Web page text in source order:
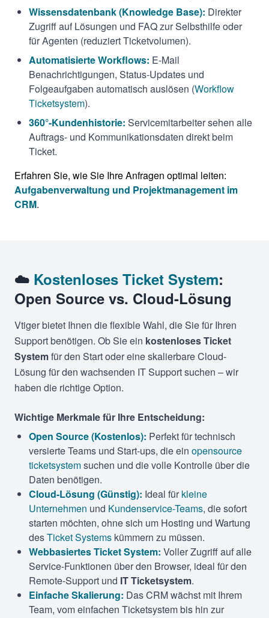
Wissensdatenbank (Knowledge Base): Direkter
Zugriff auf Lösungen und FAQ zur Selbsthilfe oder
für Agenten (reduziert Ticketvolumen).
Automatisierte Workflows: E-Mail
Benachrichtigungen, Status-Updates und
Folgeaufgaben automatisch auslösen (Workflow
Ticketsystem).
360°-Kundenhistorie: Servicemitarbeiter sehen alle
Auftrags- und Kommunikationsdaten direkt beim
Ticket.
Erfahren Sie, wie Sie Ihre Anfragen optimal leiten:
Aufgabenverwaltung und Projektmanagement im
CRM.
☁️ Kostenloses Ticket System:
Open Source vs. Cloud-Lösung
Vtiger bietet Ihnen die flexible Wahl, die Sie für Ihren
Support benötigen. Ob Sie ein kostenloses Ticket
Systemfür den Start oder eine skalierbare Cloud-
Lösung für den wachsenden IT Support suchen – wir
haben die richtige Option.
Wichtige Merkmale für Ihre Entscheidung:
Open Source (Kostenlos): Perfekt für technisch
versierte Teams und Start-ups, die ein opensource
ticketsystemsuchen und die volle Kontrolle über die
Daten benötigen.
Cloud-Lösung (Günstig): Ideal fürkleine
Unternehmen und Kundenservice-Teams, die sofort
starten möchten, ohne sich um Hosting und Wartung
desTicket Systems kümmern zu müssen.
Webbasiertes Ticket System: Voller Zugriff auf alle
Service-Funktionen über den Browser, ideal für den
Remote-Support und IT Ticketsystem.
Einfache Skalierung: Das CRM wächst mit Ihrem
Team, vom einfachen Ticketsystem bis hin zur